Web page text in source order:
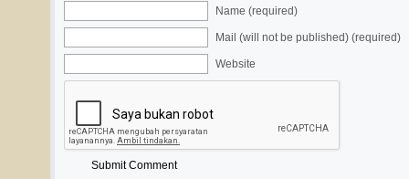
Name (required)
Mail (will not be published) (required)
Website